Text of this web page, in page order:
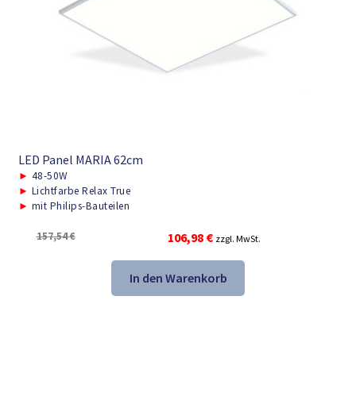
LED Panel MARIA 62cm
► 48-50W
► Lichtfarbe Relax True
► mit Philips-Bauteilen
157,54€
Ursprünglicher
Preis
war:
157,54 €
106,98 €Aktueller
Preis
ist:
106,98 €.
zzgl. MwSt.
In den Warenkorb